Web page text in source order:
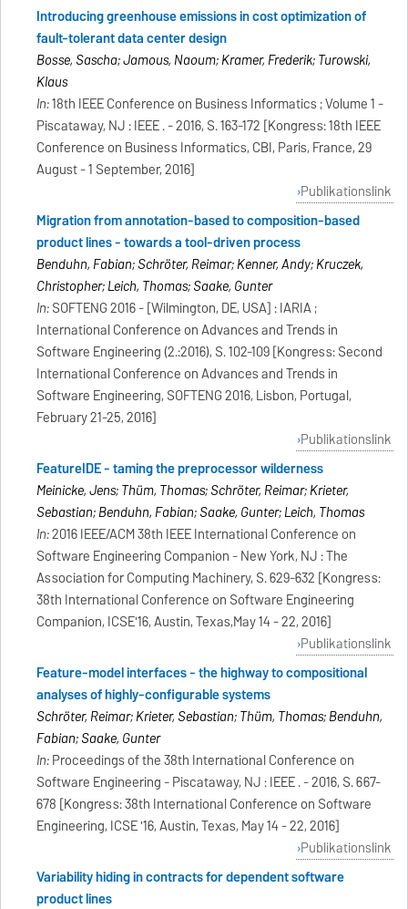
Introducing greenhouse emissions in cost optimization of
fault-tolerant data center design
Bosse, Sascha; Jamous, Naoum; Kramer, Frederik; Turowski,
Klaus
In:18th IEEE Conference on Business Informatics ; Volume 1 -
Piscataway, NJ : IEEE . - 2016, S. 163-172 [Kongress: 18th IEEE
Conference on Business Informatics, CBI, Paris, France, 29
August - 1 September, 2016]
Publikationslink
Migration from annotation-based to composition-based
product lines - towards a tool-driven process
Benduhn, Fabian; Schröter, Reimar; Kenner, Andy; Kruczek,
Christopher; Leich, Thomas; Saake, Gunter
In:SOFTENG 2016 - [Wilmington, DE, USA] : IARIA ;
International Conference on Advances and Trends in
Software Engineering (2.:2016), S. 102-109 [Kongress: Second
International Conference on Advances and Trends in
Software Engineering, SOFTENG 2016, Lisbon, Portugal,
February 21-25, 2016]
Publikationslink
FeatureIDE - taming the preprocessor wilderness
Meinicke, Jens; Thüm, Thomas; Schröter, Reimar; Krieter,
Sebastian; Benduhn, Fabian; Saake, Gunter; Leich, Thomas
In:2016 IEEE/ACM 38th IEEE International Conference on
Software Engineering Companion - New York, NJ : The
Association for Computing Machinery, S. 629-632 [Kongress:
38th International Conference on Software Engineering
Companion, ICSE'16, Austin, Texas,May 14 - 22, 2016]
Publikationslink
Feature-model interfaces - the highway to compositional
analyses of highly-configurable systems
Schröter, Reimar; Krieter, Sebastian; Thüm, Thomas; Benduhn,
Fabian; Saake, Gunter
In:Proceedings of the 38th International Conference on
Software Engineering - Piscataway, NJ : IEEE . - 2016, S. 667-
678 [Kongress: 38th International Conference on Software
Engineering, ICSE '16, Austin, Texas, May 14 - 22, 2016]
Publikationslink
Variability hiding in contracts for dependent software
product lines